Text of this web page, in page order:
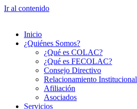
Ir al contenido
Inicio
¿Quiénes Somos?
¿Qué es COLAC?
¿Qué es FECOLAC?
Consejo Directivo
Relacionamiento Institucional
Afiliación
Asociados
Servicios